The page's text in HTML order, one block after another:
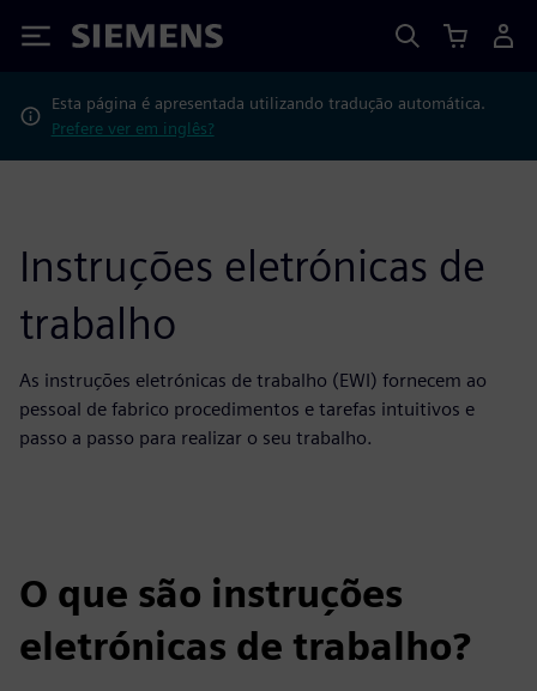
Siemens
Esta página é apresentada utilizando tradução automática.
Prefere ver em inglês?
Instruções eletrónicas de
trabalho
As instruções eletrónicas de trabalho (EWI) fornecem ao
pessoal de fabrico procedimentos e tarefas intuitivos e
passo a passo para realizar o seu trabalho.
O que são instruções
eletrónicas de trabalho?